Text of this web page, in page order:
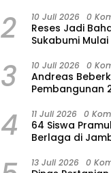
2 10 Juli 2026 0
Reses Jadi
Sukabumi Mulai
3 10 Juli 2026 0
Andreas
Pembangunan
Ekonomi
4 11 Juli 2026 0
64 Siswa
Berlaga di
Hasil Seleksi
13 Juli 2026 0